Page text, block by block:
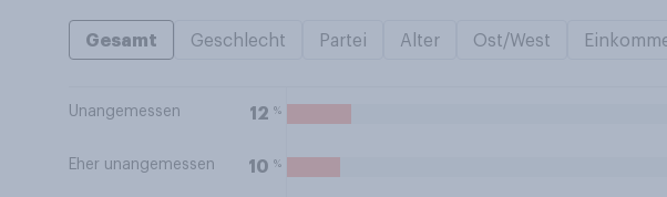
Gesamt Geschlecht Partei Alter Ost/West
Unangemessen 12 %
Eher unangemessen 10 %